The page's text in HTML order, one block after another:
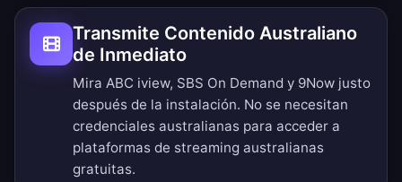
Transmite Contenido Australiano
de Inmediato
Mira ABC iview, SBS On Demand y 9Now justo
después de la instalación. No se necesitan
credenciales australianas para acceder a
plataformas de streaming australianas
gratuitas.